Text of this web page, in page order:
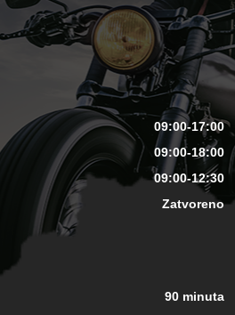
09:00-17:00
09:00-18:00
09:00-12:30
Zatvoreno
90 minuta